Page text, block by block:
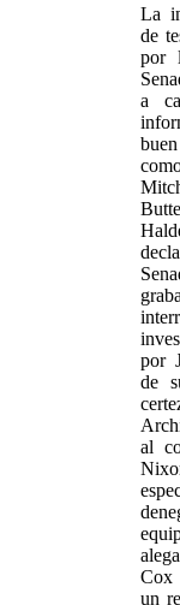
La
de
por
a
por
de
al
Cox
un